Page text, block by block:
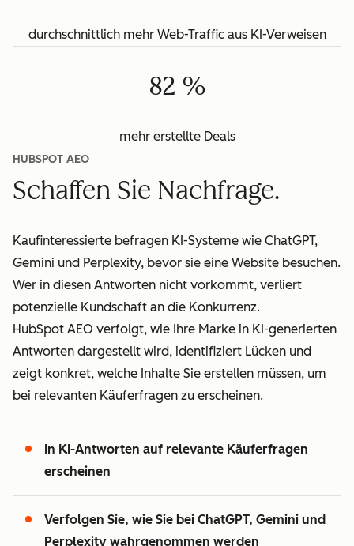
durchschnittlich mehr Web-Traffic aus KI-Verweisen
82 %
mehr erstellte Deals
HUBSPOT AEO
Schaffen Sie Nachfrage.
Kaufinteressierte befragen KI-Systeme wie ChatGPT,
Gemini und Perplexity, bevor sie eine Website besuchen.
Wer in diesen Antworten nicht vorkommt, verliert
potenzielle Kundschaft an die Konkurrenz.
HubSpot AEO verfolgt, wie Ihre Marke in KI-generierten
Antworten dargestellt wird, identifiziert Lücken und
zeigt konkret, welche Inhalte Sie erstellen müssen, um
bei relevanten Käuferfragen zu erscheinen.
In KI-Antworten auf relevante Käuferfragen
erscheinen
Verfolgen Sie, wie Sie bei ChatGPT, Gemini und
Perplexity wahrgenommen werden